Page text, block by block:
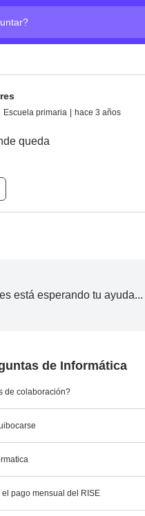
Escuela primaria hace 3 años
queda
está esperando tu ayuda...
de Informática
de colaboración?
pago mensual del RISE